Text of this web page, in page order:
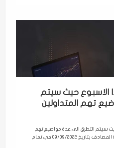
الاسبوع حيث سيتم
تهم المتداولين
سيتم التطرق الى عدة مواضيع تهم
المتداولين، نلتقيكم: يوم الجمعة المصادف بتاريخ 09/09/2022 في تمام